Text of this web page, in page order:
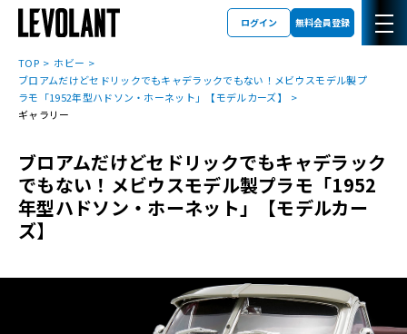
ログイン 無料会員登録
TOP
ホビー
ブロアムだけどセドリックでもキャデラックでもない！メビウスモデル製プ
ラモ「1952年型ハドソン・ホーネット」【モデルカーズ】
ギャラリー
ブロアムだけどセドリックでもキャデラック
でもない！メビウスモデル製プラモ「1952
年型ハドソン・ホーネット」【モデルカー
ズ】